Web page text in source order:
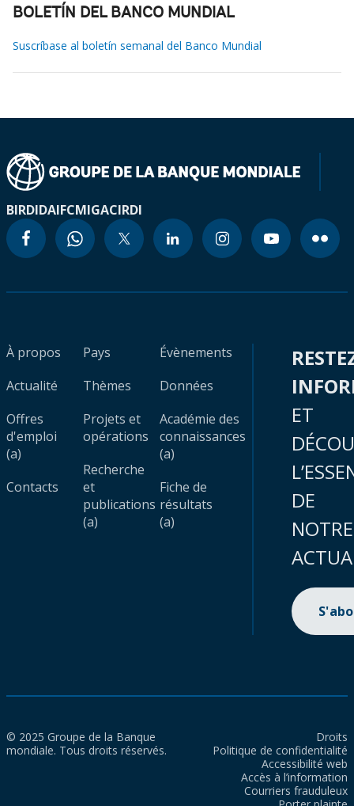
BOLETÍN DEL BANCO MUNDIAL
Suscríbase al boletín semanal del Banco Mundial
BIRDIDAIFCMIGACIRDI
À propos
Actualité
Offres
d'emploi
(a)
Contacts
Pays
Thèmes
Projets et
opérations
Recherche
et
publications
(a)
Évènements
Données
Académie des
connaissances
(a)
Fiche de
résultats
(a)
ET
DE
NOTRE
© 2025 Groupe de la Banque
mondiale. Tous droits réservés.
Droits
Politique de confidentialité
Accessibilité web
Accès à l’information
Courriers frauduleux